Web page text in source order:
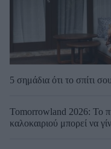
5 σημάδια ότι το σπίτι
Tomorrowland 2026: Το
καλοκαιριού μπορεί να